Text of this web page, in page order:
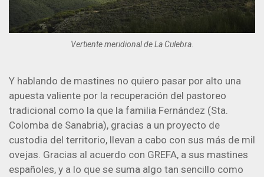
Vertiente meridional de La Culebra.
Y hablando de mastines no quiero pasar por alto una
apuesta valiente por la recuperación del pastoreo
tradicional como la que la familia Fernández (Sta.
Colomba de Sanabria), gracias a un proyecto de
custodia del territorio, llevan a cabo con sus más de mil
ovejas. Gracias al acuerdo con GREFA, a sus mastines
españoles, y a lo que se suma algo tan sencillo como